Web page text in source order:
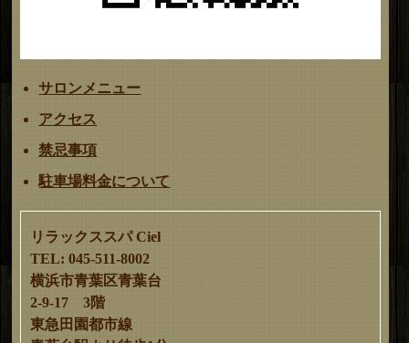
サロンメニュー
アクセス
禁忌事項
駐車場料金について
リラックススパ Ciel
TEL: 045-511-8002
横浜市青葉区青葉台
2-9-17 3階
東急田園都市線